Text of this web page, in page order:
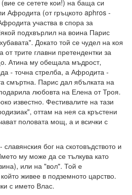
се сетете кои!) на баща си
Афродита (от гръцкото aphros -
участва в спора за
подхвърлил на воина Парис
Докато той се чудел на коя
трите главни претендентки за
Атина му обещала мъдрост,
- точна стрелба, а Афродита -
смъртна. Парис дал ябълката на
любовта на Елена от Троя.
известно. Фестивалите на тази
оттам на нея са кръстени
половата мощ, а и всички с
- славянския бог на скотовъдството и
му може да се тълкува като
или на "вол". Той е
живее в подземното царство.
с името Влас.